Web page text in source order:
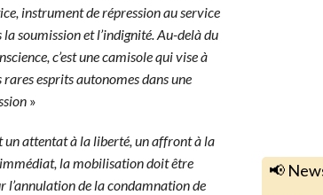
instrument de répression au service
soumission et l’indignité. Au-delà du
c’est une camisole qui vise à
esprits autonomes dans une
»
attentat à la liberté, un affront à la
la mobilisation doit être
l’annulation de la condamnation de
📢